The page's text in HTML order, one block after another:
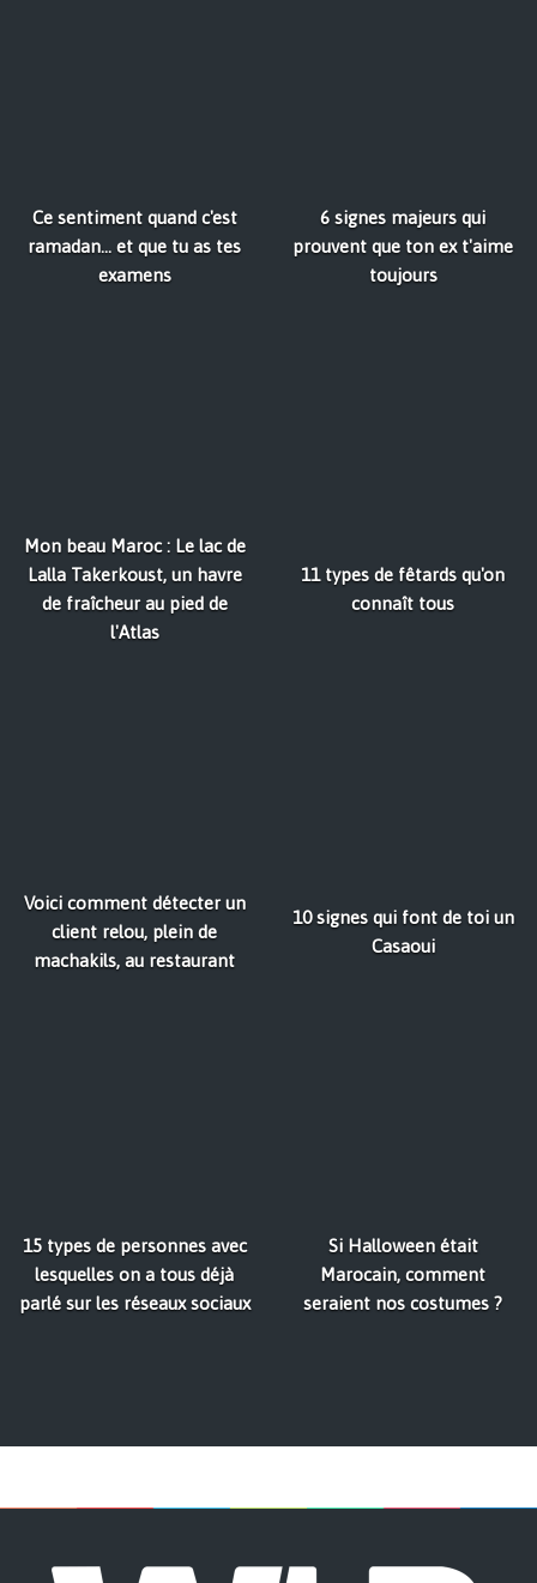
Ce sentiment quand c'est
ramadan... et que tu as tes
examens
6 signes majeurs qui
prouvent que ton ex t'aime
toujours
Mon beau Maroc : Le lac de
Lalla Takerkoust, un havre
de fraîcheur au pied de
l'Atlas
11 types de fêtards qu'on
connaît tous
Voici comment détecter un
client relou, plein de
machakils, au restaurant
10 signes qui font de toi un
Casaoui
15 types de personnes avec
lesquelles on a tous déjà
parlé sur les réseaux sociaux
Si Halloween était
Marocain, comment
seraient nos costumes ?